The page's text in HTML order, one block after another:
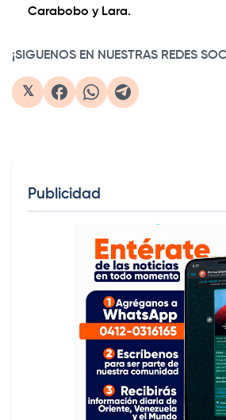
Carabobo y Lara.
¡SIGUENOS EN NUESTRAS REDES
𝕏
Publicidad